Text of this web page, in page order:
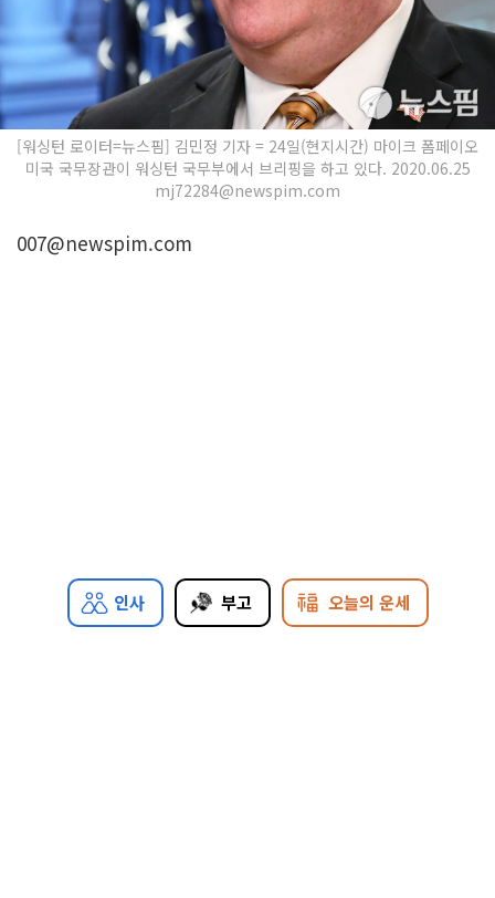
[워싱턴 로이터=뉴스핌] 김민정 기자 = 24일(현지시간) 마이크 폼페이오
미국 국무장관이 워싱턴 국무부에서 브리핑을 하고 있다. 2020.06.25
mj72284@newspim.com
007@newspim.com
인사 부고 오늘의 운세